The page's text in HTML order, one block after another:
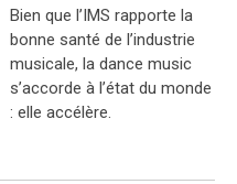
Bien que l’IMS rapporte la
bonne santé de l’industrie
musicale, la dance music
s’accorde à l’état du monde
: elle accélère.